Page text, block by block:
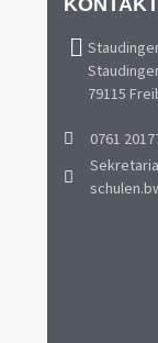
KONTAKT
79115
0761